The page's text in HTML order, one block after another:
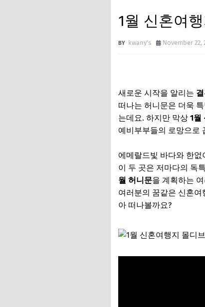
1월 신혼여
kwany's November 22,
새로운 시작을 알리는
떠나는 허니문은 더욱
는데요. 하지만 막상 1월
예비부부들의 로망으로
에메랄드빛 바다와 한
이 두 곳은 저마다의 독
월 허니문을 계획하는
여러분의 꿈같은 신혼
아 떠나볼까요?